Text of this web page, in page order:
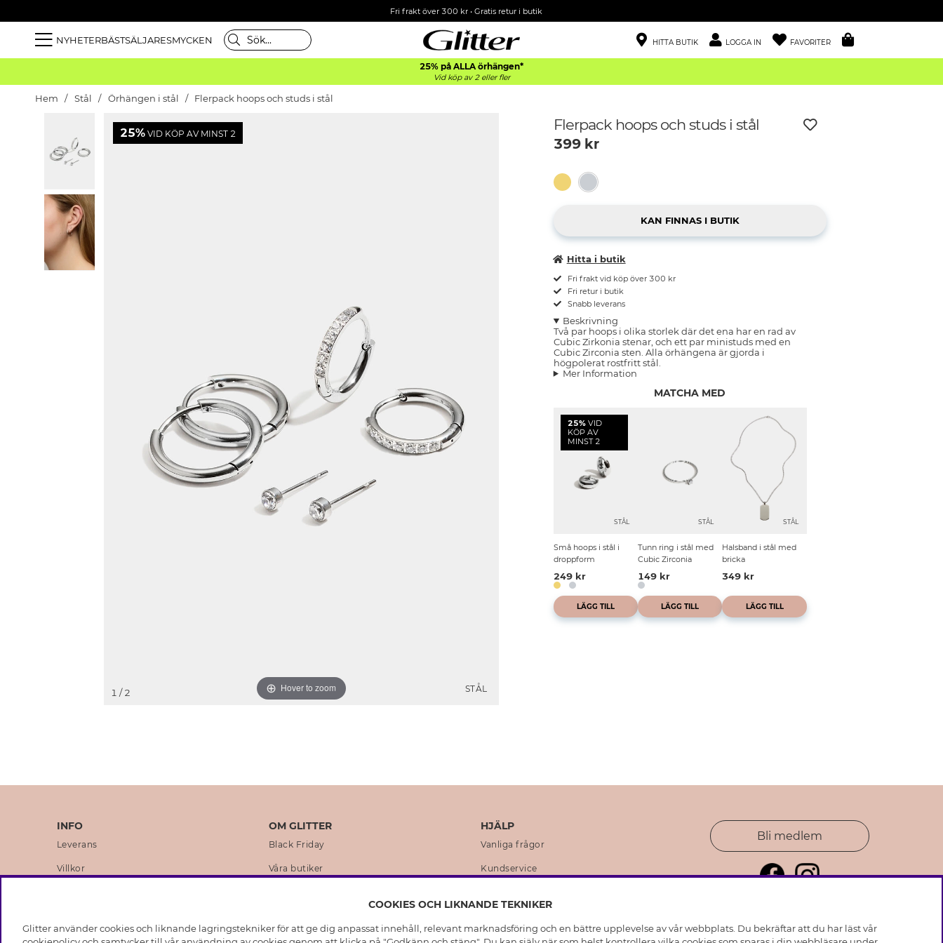
Fri frakt över 300 kr• Gratis retur i butik
NYHETERBÄSTSÄLJARESMYCKEN HITTA BUTIK LOGGA IN FAVORITER
25% på ALLA örhängen*
Vid köp av 2 eller fler
Hem Stål Örhängen i stål Flerpack hoops och studs i stål
25% VID KÖP AV MINST 2
STÅL
Hover to zoom
1 / 2
Flerpack hoops och studs i stål
399kr
Hitta i butik
Fri frakt vid köp över 300 kr
Fri retur i butik
Snabb leverans
Beskrivning
Två par hoops i olika storlek där det ena har en rad av
Cubic Zirkonia stenar, och ett par ministuds med en
Cubic Zirconia sten. Alla örhängena är gjorda i
högpolerat rostfritt stål.
Mer Information
MATCHA MED
25%VID
KÖP AV
MINST 2
STÅL
Små hoops i stål i
droppform
249 kr
LÄGG TILL
STÅL
Tunn ring i stål med
Cubic Zirconia
149 kr
LÄGG TILL
STÅL
Halsband i stål med
bricka
349 kr
LÄGG TILL
INFO
Leverans
Villkor
Medlemsvillkor
OM GLITTER
Black Friday
Våra butiker
Hållbarhet
HJÄLP
Vanliga frågor
Kundservice
Skötselråd skinnhandskar
Bli medlem
COOKIES OCH LIKNANDE TEKNIKER
Glitter använder cookies och liknande lagringstekniker för att ge dig anpassat innehåll, relevant marknadsföring och en bättre upplevelse av vår webbplats. Du bekräftar att du har läst vår